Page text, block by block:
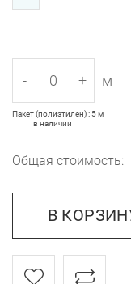
- + м
Пакет (полиэтилен) : 5 м
в наличии
Общая стоимость:
В